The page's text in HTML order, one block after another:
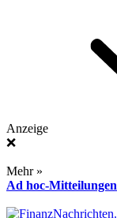
Anzeige
❌
Mehr »
Ad hoc-Mitteilungen